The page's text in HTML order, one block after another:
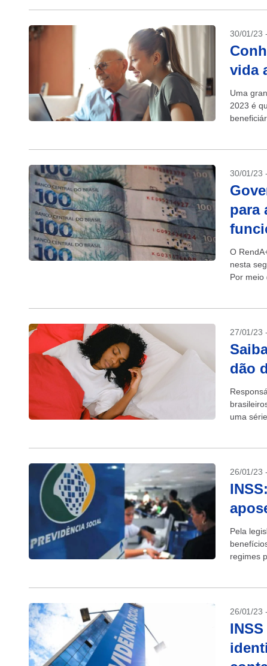
30/01/23
vida
Uma
2023 é
30/01/23
para
O
nesta
Por meio
27/01/23
dão
uma
26/01/23
Pela
regimes
26/01/23